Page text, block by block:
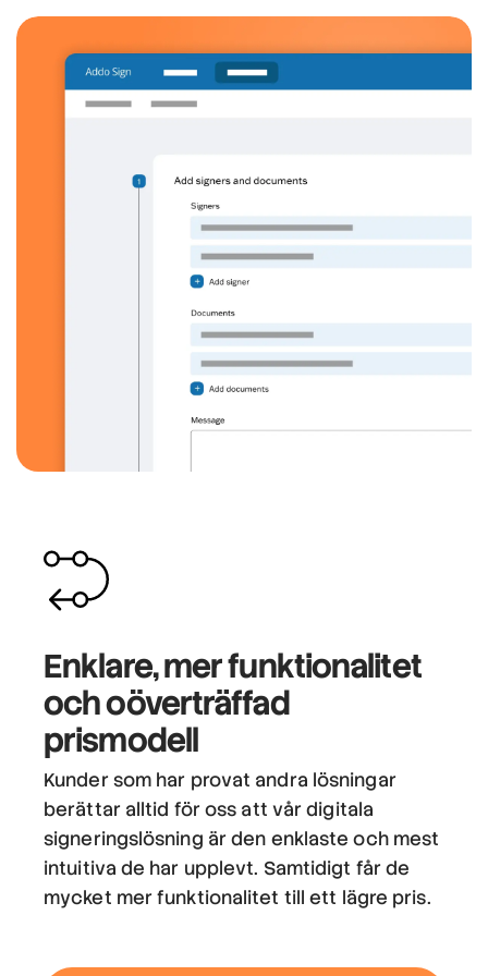
Enklare, mer funktionalitet
och oöverträffad
prismodell
Kunder som har provat andra lösningar
berättar alltid för oss att vår digitala
signeringslösning är den enklaste och mest
intuitiva de har upplevt. Samtidigt får de
mycket mer funktionalitet till ett lägre pris.